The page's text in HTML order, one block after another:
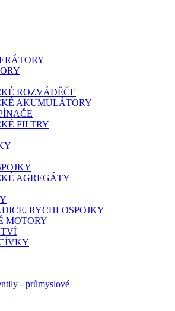
ROZVÁDĚČE
AKUMULÁTORY
FILTRY
AGREGÁTY
RYCHLOSPOJKY
MOTORY
- průmyslové